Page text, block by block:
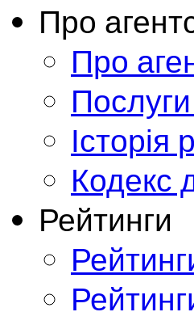
Про
Про
Історія
Кодекс
Рейтинги